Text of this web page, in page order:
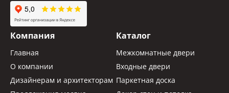
Компания
Главная
О компании
Дизайнерам и архитекторам
Каталог
Межкомнатные двери
Входные двери
Паркетная доска